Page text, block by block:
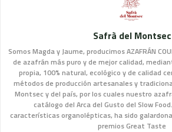
Safrà del Montsec
Somos Magda y Jaume, producimos AZAFRÁN
de azafrán más puro y de mejor calidad,
propia, 100% natural, ecológico y de calidad
métodos de producción artesanales y
Montsec y del país, por los cuales nuestro
catálogo del Arca del Gusto del Slow
características organolépticas, ha sido
premios Great Taste